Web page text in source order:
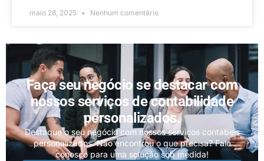
maio 28, 2025 Nenhum comentário
Faça seu negócio se destacar com
nossos serviços de contabilidade
personalizados.
Destaque o seu negócio com nossos serviços contábeis
personalizados. Não encontrou o que precisa? Fale
conosco para uma solução sob medida!